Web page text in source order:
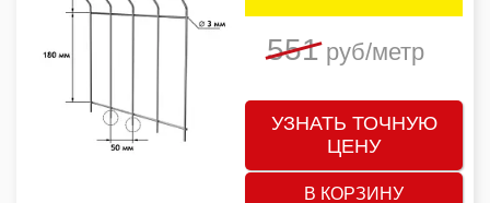
551руб/метр
УЗНАТЬ ТОЧНУЮ
ЦЕНУ
В КОРЗИНУ